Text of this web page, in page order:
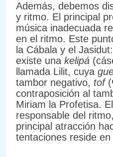
Además, debemos
y ritmo. El principal
música inadecuada
en el ritmo. Este
la Cábala y el
existe una kelipá
llamada Lilit, cuya
tambor negativo, tof(תֹּף), en
contraposición al
Miriam la Profetisa.
responsable del
principal atracción
tentaciones reside en